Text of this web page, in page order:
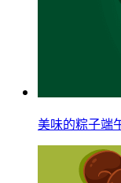
美味的粽子端